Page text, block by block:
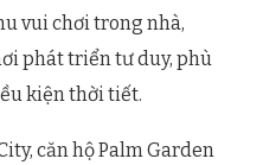
vui chơi trong nhà,
phát triển tư duy, phù
kiện thời tiết.
căn hộ Palm Garden